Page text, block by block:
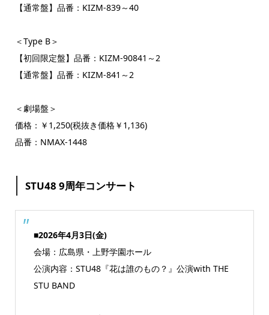
【通常盤】品番：KIZM-839～40
＜Type B＞
【初回限定盤】品番：KIZM-90841～2
【通常盤】品番：KIZM-841～2
＜劇場盤＞
価格：￥1,250(税抜き価格￥1,136)
品番：NMAX-1448
STU48 9周年コンサート
■2026年4月3日(金)
会場：広島県・上野学園ホール
公演内容：STU48『花は誰のもの？』公演with THE
STU BAND